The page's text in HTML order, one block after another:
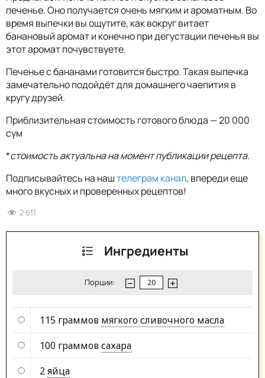
печенье. Оно получается очень мягким и ароматным. Во
время выпечки вы ощутите, как вокруг витает
банановый аромат и конечно при дегустации печенья вы
этот аромат почувствуете.
Печенье c бананами готовится быстро. Такая выпечка
замечательно подойдёт для домашнего чаепития в
кругу друзей.
Приблизительная стоимость готового блюда — 20 000
сум
*стоимость актуальна на момент публикации рецепта.
Подписывайтесь на наштелеграм канал, впереди еще
много вкусных и проверенных рецептов!
2 611
Ингредиенты
Порции:
115 граммов мягкого сливочного масла
100 граммовсахара
2яйца